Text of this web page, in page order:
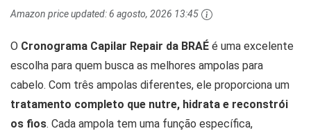
Amazon price updated:6 agosto, 2026 13:45
O Cronograma Capilar Repair da BRAÉ é uma excelente
escolha para quem busca as melhores ampolas para
cabelo. Com três ampolas diferentes, ele proporciona um
tratamento completo que nutre, hidrata e reconstrói
os fios. Cada ampola tem uma função específica,